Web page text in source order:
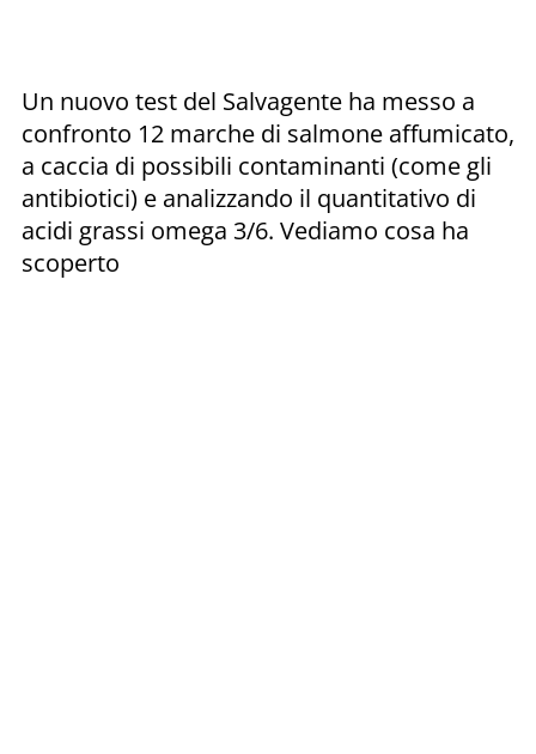
Un nuovo test del Salvagente ha messo a
confronto 12 marche di salmone affumicato,
a caccia di possibili contaminanti (come gli
antibiotici) e analizzando il quantitativo di
acidi grassi omega 3/6. Vediamo cosa ha
scoperto